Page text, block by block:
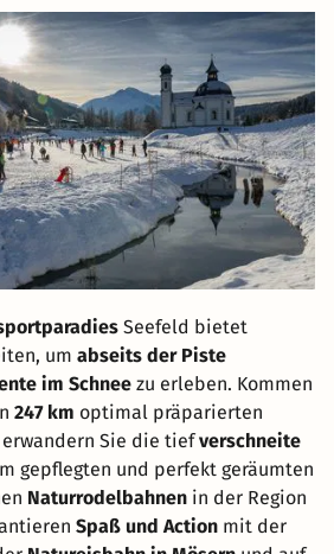
Seefeld bietet
um abseits der Piste
im Schnee zu erleben. Kommen
247 km optimal präparierten
Sie die tiefverschneite
gepflegten und perfekt geräumten
Naturrodelbahnen in der Region
Spaß und Action mit der